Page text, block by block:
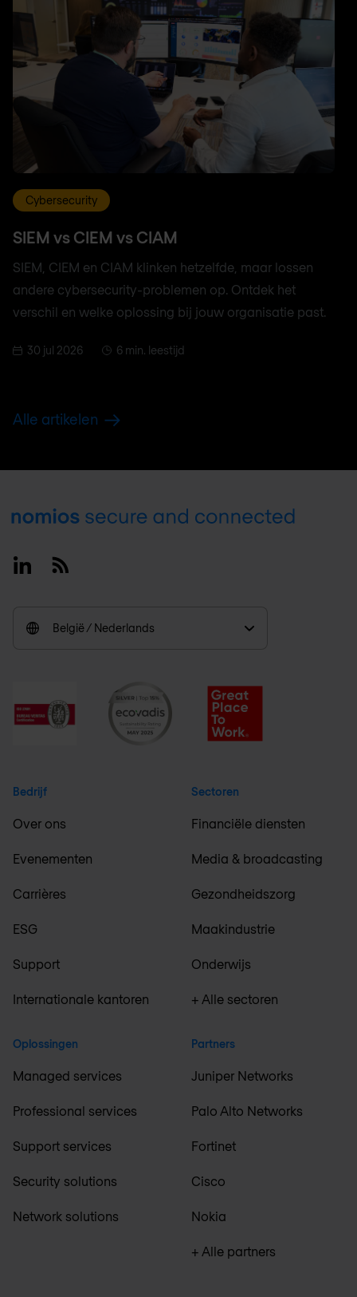
Cybersecurity
SIEM vs CIEM vs CIAM
SIEM, CIEM en CIAM klinken hetzelfde, maar lossen
andere cybersecurity-problemen op. Ontdek het
verschil en welke oplossing bij jouw organisatie past.
30 jul 2026 6 min. leestijd
Alle artikelen
Footer
LinkedinRSS
België / Nederlands
Bedrijf
Over ons
Evenementen
Carrières
ESG
Support
Internationale kantoren
Oplossingen
Managed services
Professional services
Support services
Security solutions
Network solutions
Sectoren
Financiële diensten
Media & broadcasting
Gezondheidszorg
Maakindustrie
Onderwijs
+ Alle sectoren
Partners
Juniper Networks
Palo Alto Networks
Fortinet
Cisco
Nokia
+ Alle partners